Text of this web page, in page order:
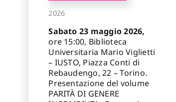
2026
Sabato 23 maggio 2026,
ore 15:00, Biblioteca
Universitaria Mario Viglietti
– IUSTO, Piazza Conti di
Rebaudengo, 22 – Torino.
Presentazione del volume
PARITÀ DI GENERE